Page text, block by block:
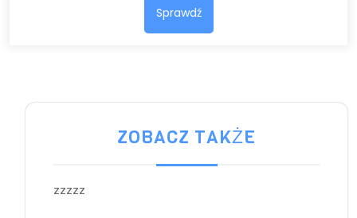
Sprawdź
ZOBACZ TAKŻE
zzzzz